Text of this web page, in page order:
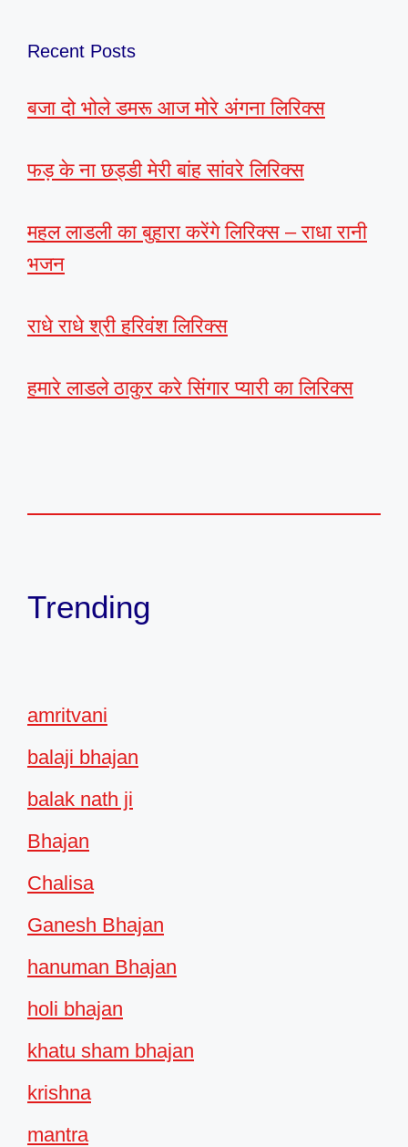
Recent Posts
बजा दो भोले डमरू आज मोरे अंगना लिरिक्स
फड़ के ना छड्डी मेरी बांह सांवरे लिरिक्स
महल लाडली का बुहारा करेंगे लिरिक्स – राधा रानी
भजन
राधे राधे श्री हरिवंश लिरिक्स
हमारे लाडले ठाकुर करे सिंगार प्यारी का लिरिक्स
Trending
amritvani
balaji bhajan
balak nath ji
Bhajan
Chalisa
Ganesh Bhajan
hanuman Bhajan
holi bhajan
khatu sham bhajan
krishna
mantra